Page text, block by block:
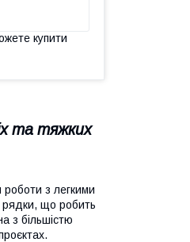
купити
та тяжких
з легкими
рядки, що робить
з більшістю